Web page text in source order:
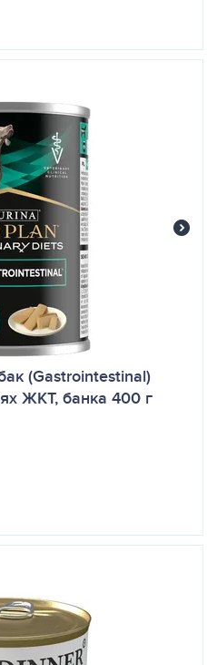
(Gastrointestinal)
ЖКТ, банка 400 г